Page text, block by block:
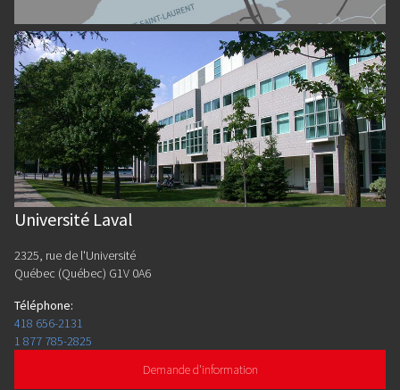
Université Laval
2325, rue de l'Université
Québec (Québec) G1V 0A6
Téléphone:
418 656-2131
1 877 785-2825
Demande d'information